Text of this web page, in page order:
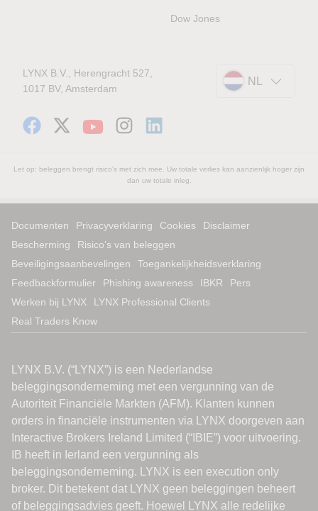
Dow Jones
LYNX B.V., Herengracht 527,
1017 BV, Amsterdam
NL
Let op: beleggen brengt risico's met zich mee. Uw totale verlies kan aanzienlijk hoger zijn
dan uw totale inleg.
Documenten Privacyverklaring Cookies
Disclaimer
Bescherming
Risico’s van beleggen
Beveiligingsaanbevelingen
Toegankelijkheidsverklaring
Feedbackformulier
Phishing awareness IBKR
Pers
Werken bij LYNX
LYNX Professional Clients
Real Traders Know